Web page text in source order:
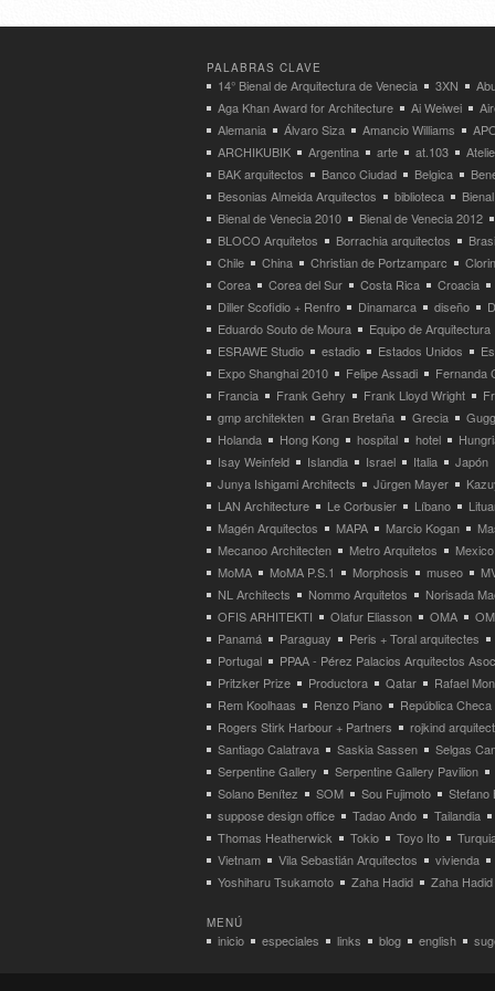
PALABRAS CLAVE
14° Bienal de Arquitectura de Venecia 3XN
Aga Khan Award for Architecture
Ai Weiwei
Alemania
Álvaro Siza Amancio Williams
ARCHIKUBIK
Argentina arte at.103
BAK arquitectos
Banco Ciudad Belgica
Besonias Almeida Arquitectos
biblioteca
Bienal de Venecia 2010
Bienal de Venecia 2012
BLOCO Arquitetos
Borrachia arquitectos
Chile
China Christian de Portzamparc
Corea
Corea del Sur Costa Rica
Croacia
Diller Scofidio + Renfro
Dinamarca diseño
Eduardo Souto de Moura
Equipo de Arquitectura
ESRAWE Studio
estadio Estados Unidos
Expo Shanghai 2010
Felipe Assadi
Fernanda
Francia
Frank Gehry Frank Lloyd Wright
gmp architekten
Gran Bretaña Grecia
Holanda
Hong Kong hospital hotel
Isay Weinfeld
Islandia Israel Italia
Japón
Junya Ishigami Architects
Jürgen Mayer
LAN Architecture
Le Corbusier Líbano
Magén Arquitectos
MAPA Marcio Kogan
Mecanoo Architecten
Metro Arquitetos
Mexico
MoMA
MoMA P.S.1 Morphosis museo
NL Architects
Nommo Arquitetos
Norisada
OFIS ARHITEKTI
Olafur Eliasson OMA
Panamá
Paraguay
Peris + Toral arquitectes
Portugal
PPAA - Pérez Palacios Arquitectos
Pritzker Prize
Productora Qatar
Rafael
Rem Koolhaas
Renzo Piano
República Checa
Rogers Stirk Harbour + Partners
rojkind
Santiago Calatrava
Saskia Sassen
Selgas
Serpentine Gallery
Serpentine Gallery Pavilion
Solano Benítez
SOM Sou Fujimoto
Stefano
suppose design office
Tadao Ando
Tailandia
Thomas Heatherwick
Tokio Toyo Ito
Vietnam
Vila Sebastián Arquitectos
vivienda
Yoshiharu Tsukamoto
Zaha Hadid Zaha
MENÚ
inicio especiales links blog english